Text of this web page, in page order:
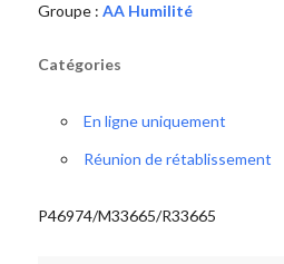
Groupe : AA Humilité
Catégories
En ligne uniquement
Réunion de rétablissement
P46974/M33665/R33665